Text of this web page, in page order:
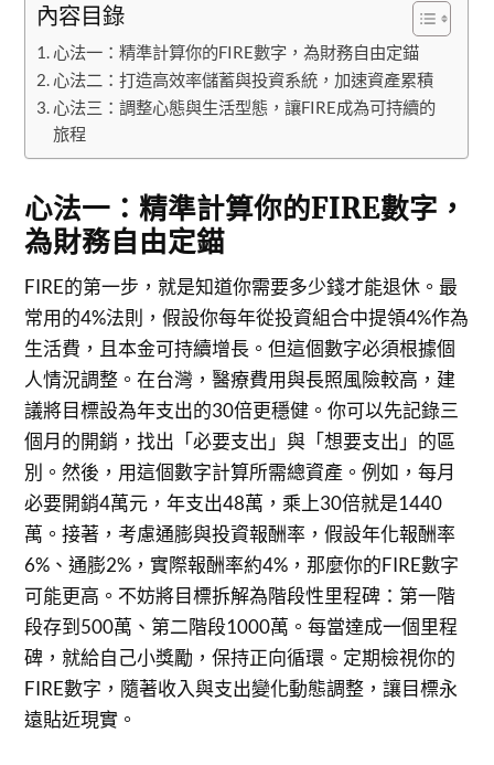
內容目錄
心法一：精準計算你的FIRE數字，為財務自由定錨
心法二：打造高效率儲蓄與投資系統，加速資產累積
心法三：調整心態與生活型態，讓FIRE成為可持續的
旅程
心法一：精準計算你的FIRE數字，
為財務自由定錨
FIRE的第一步，就是知道你需要多少錢才能退休。最
常用的4%法則，假設你每年從投資組合中提領4%作為
生活費，且本金可持續增長。但這個數字必須根據個
人情況調整。在台灣，醫療費用與長照風險較高，建
議將目標設為年支出的30倍更穩健。你可以先記錄三
個月的開銷，找出「必要支出」與「想要支出」的區
別。然後，用這個數字計算所需總資產。例如，每月
必要開銷4萬元，年支出48萬，乘上30倍就是1440
萬。接著，考慮通膨與投資報酬率，假設年化報酬率
6%、通膨2%，實際報酬率約4%，那麼你的FIRE數字
可能更高。不妨將目標拆解為階段性里程碑：第一階
段存到500萬、第二階段1000萬。每當達成一個里程
碑，就給自己小獎勵，保持正向循環。定期檢視你的
FIRE數字，隨著收入與支出變化動態調整，讓目標永
遠貼近現實。